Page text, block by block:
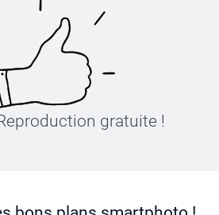
gratuite !